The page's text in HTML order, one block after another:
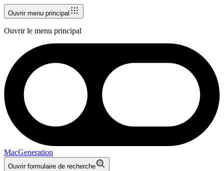
Ouvrir menu principal
Ouvrir le menu principal
MacGeneration
Ouvrir formulaire de recherche